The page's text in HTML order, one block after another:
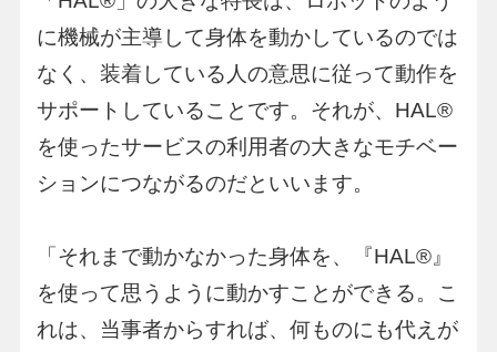
に機械が主導して身体を動かしているのでは
なく、装着している人の意思に従って動作を
サポートしていることです。それが、HAL®︎
を使ったサービスの利用者の大きなモチベー
ションにつながるのだといいます。
「それまで動かなかった身体を、『HAL®︎』
を使って思うように動かすことができる。こ
れは、当事者からすれば、何ものにも代えが